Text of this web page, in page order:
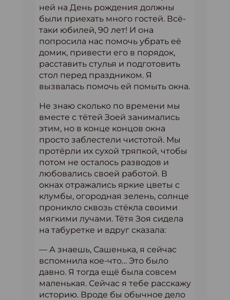
ней на День рождения должны
были приехать много гостей. Всё-
таки юбилей, 90 лет! И она
попросила нас помочь убрать её
домик, привести его в порядок,
расставить стулья и подготовить
стол перед праздником. Я
вызвалась помочь ей помыть окна.
Не знаю сколько по времени мы
вместе с тётей Зоей занимались
этим, но в конце концов окна
просто заблестели чистотой. Мы
протёрли их сухой тряпкой, чтобы
потом не осталось разводов и
любовались своей работой. В
окнах отражались яркие цветы с
клумбы, огородная зелень, солнце
проникло сквозь стёкла своими
мягкими лучами. Тётя Зоя сидела
на табуретке и вдруг сказала:
— А знаешь, Сашенька, я сейчас
вспомнила кое-что… Это было
давно. Я тогда ещё была совсем
маленькая. Сейчас я тебе расскажу
историю. Вроде бы обычное дело